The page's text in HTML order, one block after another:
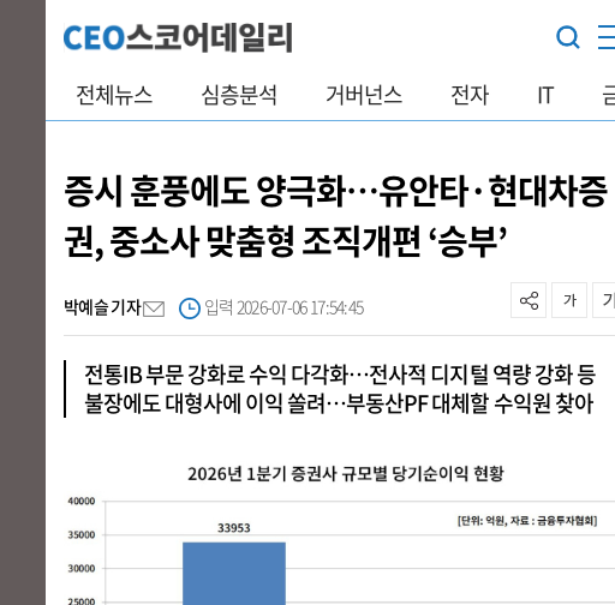
전체뉴스 심층분석 거버넌스 전자 IT
증시 훈풍에도 양극화…유안타·현대차증
권, 중소사 맞춤형 조직개편 ‘승부’
박예슬 기자 입력 2026-07-06 17:54:45
전통IB 부문 강화로 수익 다각화…전사적 디지털 역량 강화 등
불장에도 대형사에 이익 쏠려…부동산PF 대체할 수익원 찾아